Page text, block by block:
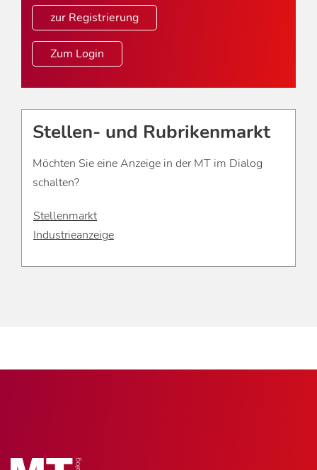
zur Registrierung
Zum Login
Stellen- und Rubrikenmarkt
Möchten Sie eine Anzeige in der MT im Dialog
schalten?
Stellenmarkt
Industrieanzeige